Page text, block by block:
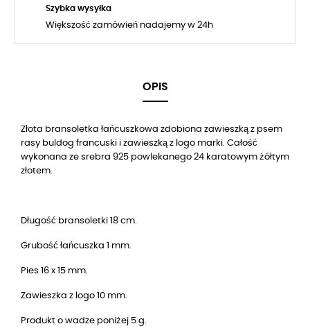
Szybka wysyłka
Większość zamówień nadajemy w 24h
OPIS
Złota bransoletka łańcuszkowa zdobiona zawieszką z psem
rasy buldog francuski i zawieszką z logo marki. Całość
wykonana ze srebra 925 powlekanego 24 karatowym żółtym
złotem.
Długość bransoletki 18 cm.
Grubość łańcuszka 1 mm.
Pies 16 x 15 mm.
Zawieszka z logo 10 mm.
Produkt o wadze poniżej 5 g.